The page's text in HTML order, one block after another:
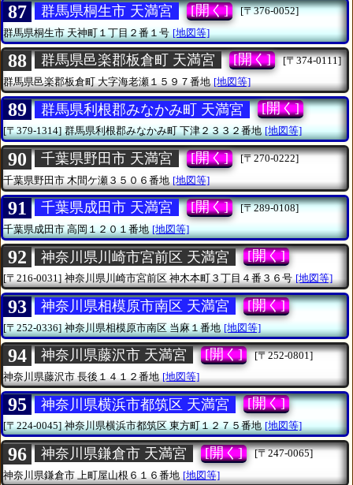
87 群馬県桐生市 天満宮 [開く]
[〒376-0052]
群馬県桐生市天神町１丁目２番１号 [地図等]
88 群馬県邑楽郡板倉町 天満宮 [開く]
[〒374-0111]
群馬県邑楽郡板倉町 大字海老瀬１５９７番地 [地図等]
89 群馬県利根郡みなかみ町 天満宮 [開く]
[〒379-1314] 群馬県利根郡みなかみ町下津２３３２番地 [地図等]
90 千葉県野田市 天満宮 [開く]
[〒270-0222]
千葉県野田市 木間ケ瀬３５０６番地 [地図等]
91 千葉県成田市 天満宮 [開く]
[〒289-0108]
千葉県成田市高岡１２０１番地 [地図等]
92 神奈川県川崎市宮前区 天満宮 [開く]
[〒216-0031] 神奈川県川崎市宮前区神木本町３丁目４番３６号 [地図等]
93 神奈川県相模原市南区 天満宮 [開く]
[〒252-0336] 神奈川県相模原市南区当麻１番地 [地図等]
94 神奈川県藤沢市 天満宮 [開く]
[〒252-0801]
神奈川県藤沢市 長後１４１２番地 [地図等]
95 神奈川県横浜市都筑区 天満宮 [開く]
[〒224-0045] 神奈川県横浜市都筑区東方町１２７５番地 [地図等]
96 神奈川県鎌倉市 天満宮 [開く]
[〒247-0065]
神奈川県鎌倉市 上町屋山根６１６番地 [地図等]